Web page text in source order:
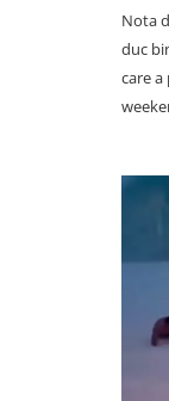
Nota
duc
care